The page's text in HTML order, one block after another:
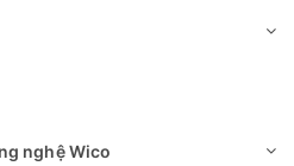
nghệ Wico